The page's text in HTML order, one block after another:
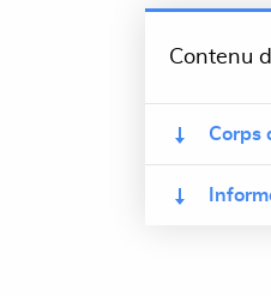
Contenu
Corps